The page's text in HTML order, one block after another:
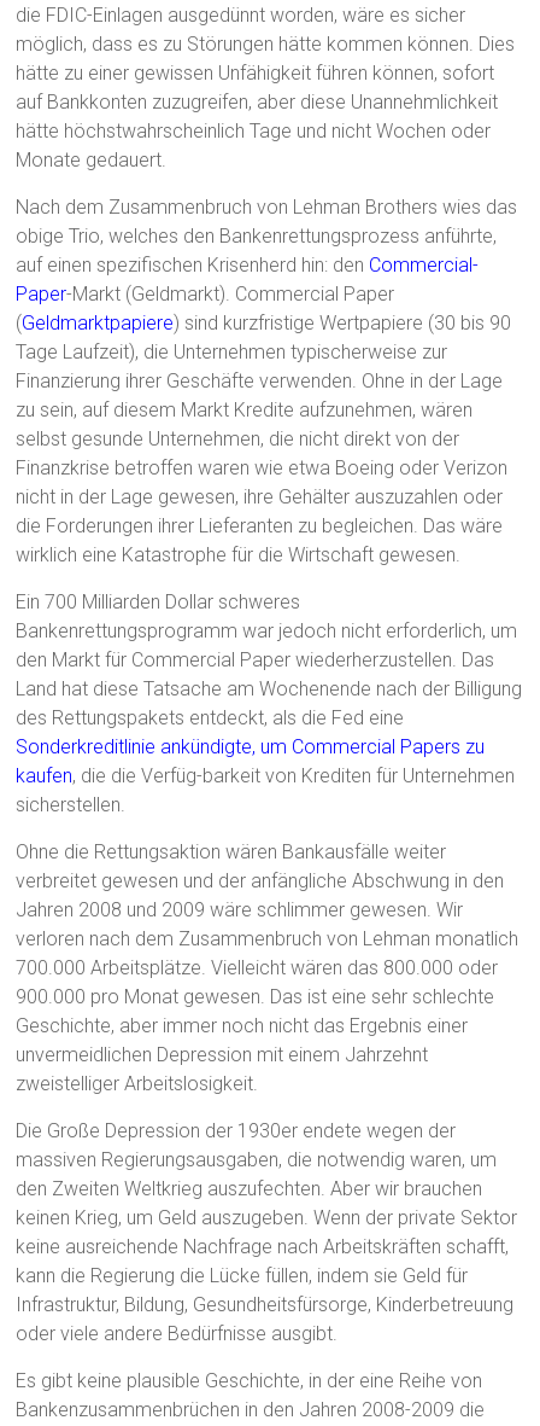
die FDIC-Einlagen ausgedünnt worden, wäre es sicher
möglich, dass es zu Störungen hätte kommen können. Dies
hätte zu einer gewissen Unfähigkeit führen können, sofort
auf Bankkonten zuzugreifen, aber diese Unannehmlichkeit
hätte höchstwahrscheinlich Tage und nicht Wochen oder
Monate gedauert.
Nach dem Zusammenbruch von Lehman Brothers wies das
obige Trio, welches den Bankenrettungsprozess anführte,
auf einen spezifischen Krisenherd hin: den Commercial-
Paper-Markt (Geldmarkt). Commercial Paper
(Geldmarktpapiere) sind kurzfristige Wertpapiere (30 bis 90
Tage Laufzeit), die Unternehmen typischerweise zur
Finanzierung ihrer Geschäfte verwenden. Ohne in der Lage
zu sein, auf diesem Markt Kredite aufzunehmen, wären
selbst gesunde Unternehmen, die nicht direkt von der
Finanzkrise betroffen waren wie etwa Boeing oder Verizon
nicht in der Lage gewesen, ihre Gehälter auszuzahlen oder
die Forderungen ihrer Lieferanten zu begleichen. Das wäre
wirklich eine Katastrophe für die Wirtschaft gewesen.
Ein 700 Milliarden Dollar schweres
Bankenrettungsprogramm war jedoch nicht erforderlich, um
den Markt für Commercial Paper wiederherzustellen. Das
Land hat diese Tatsache am Wochenende nach der Billigung
des Rettungspakets entdeckt, als die Fed eine
Sonderkreditlinie ankündigte, um Commercial Papers zu
kaufen, die die Verfüg-barkeit von Krediten für Unternehmen
sicherstellen.
Ohne die Rettungsaktion wären Bankausfälle weiter
verbreitet gewesen und der anfängliche Abschwung in den
Jahren 2008 und 2009 wäre schlimmer gewesen. Wir
verloren nach dem Zusammenbruch von Lehman monatlich
700.000 Arbeitsplätze. Vielleicht wären das 800.000 oder
900.000 pro Monat gewesen. Das ist eine sehr schlechte
Geschichte, aber immer noch nicht das Ergebnis einer
unvermeidlichen Depression mit einem Jahrzehnt
zweistelliger Arbeitslosigkeit.
Die Große Depression der 1930er endete wegen der
massiven Regierungsausgaben, die notwendig waren, um
den Zweiten Weltkrieg auszufechten. Aber wir brauchen
keinen Krieg, um Geld auszugeben. Wenn der private Sektor
keine ausreichende Nachfrage nach Arbeitskräften schafft,
kann die Regierung die Lücke füllen, indem sie Geld für
Infrastruktur, Bildung, Gesundheitsfürsorge, Kinderbetreuung
oder viele andere Bedürfnisse ausgibt.
Es gibt keine plausible Geschichte, in der eine Reihe von
Bankenzusammenbrüchen in den Jahren 2008-2009 die